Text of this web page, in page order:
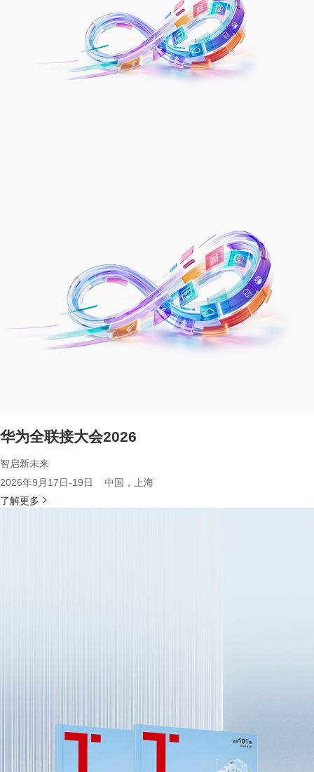
华为全联接大会2026
智启新未来
2026年9月17日-19日 中国，上海
了解更多